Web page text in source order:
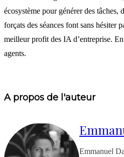
écosystème pour générer des tâches,
forçats des séances font sans hésiter
meilleur profit des IA d’entreprise.
agents.
A propos de l'auteur
Emmanuel